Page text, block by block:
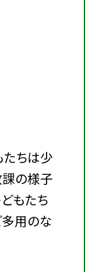
たちは少
課の様子
もたち
用のな